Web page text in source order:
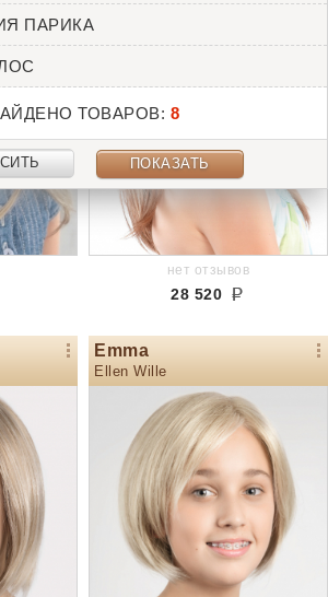
ПАРИКА
ТОВАРОВ: 8
ПОКАЗАТЬ
нет отзывов
28 520
Emma
Ellen Wille